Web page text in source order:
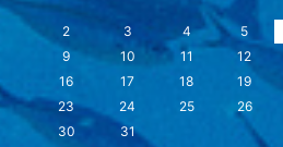
2
3 4 5
9
10 11 12
16
17 18 19
23
24 25 26
30
31